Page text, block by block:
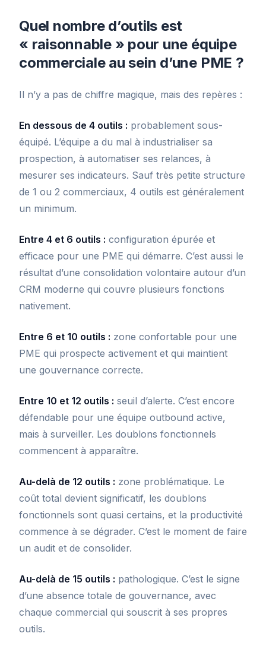
Quel nombre d’outils est
« raisonnable » pour une équipe
commerciale au sein d’une PME ?
Il n’y a pas de chiffre magique, mais des repères :
En dessous de 4 outils : probablement sous-
équipé. L’équipe a du mal à industrialiser sa
prospection, à automatiser ses relances, à
mesurer ses indicateurs. Sauf très petite structure
de 1 ou 2 commerciaux, 4 outils est généralement
un minimum.
Entre 4 et 6 outils : configuration épurée et
efficace pour une PME qui démarre. C’est aussi le
résultat d’une consolidation volontaire autour d’un
CRM moderne qui couvre plusieurs fonctions
nativement.
Entre 6 et 10 outils : zone confortable pour une
PME qui prospecte activement et qui maintient
une gouvernance correcte.
Entre 10 et 12 outils : seuil d’alerte. C’est encore
défendable pour une équipe outbound active,
mais à surveiller. Les doublons fonctionnels
commencent à apparaître.
Au-delà de 12 outils : zone problématique. Le
coût total devient significatif, les doublons
fonctionnels sont quasi certains, et la productivité
commence à se dégrader. C’est le moment de faire
un audit et de consolider.
Au-delà de 15 outils : pathologique. C’est le signe
d’une absence totale de gouvernance, avec
chaque commercial qui souscrit à ses propres
outils.